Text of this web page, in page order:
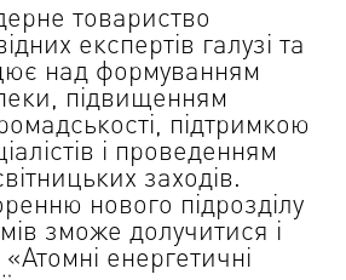
товариство
експертів галузі та
над формуванням
підвищенням
підтримкою
і проведенням
заходів.
нового підрозділу
зможе долучитися і
енергетичні